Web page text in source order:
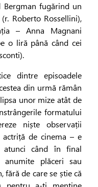
fugărind un
Roberto Rossellini),
– Anna Magnani
o liră până când cei
dintre episoadele
din urmă rămân
unor mize atât de
formatului
niște observații
de cinema – e
când în final
anumite plăceri sau
de care se știe că